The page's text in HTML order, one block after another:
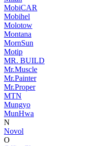
MobiCAR
Mobihel
Molotow
Montana
MornSun
Motip
MR. BUILD
Mr.Muscle
Mr.Painter
Mr.Proper
MTN
Mungyo
MunHwa
N
Novol
O